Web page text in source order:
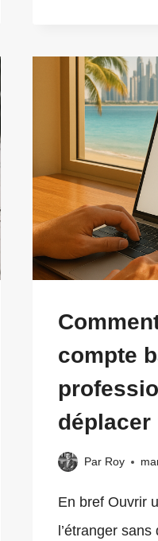
compte
déplacer
Par Roy
En bref Ouvrir
l’étranger